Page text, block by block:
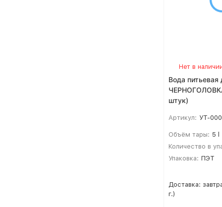
Нет в
Вода питьевая
штук)
Артикул: УТ-
Объём тары: 5 l
Количество в
Упаковка: ПЭТ
Доставка:
г.)